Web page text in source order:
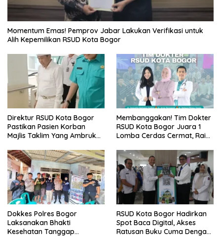
Momentum Emas! Pemprov Jabar Lakukan Verifikasi untuk
Alih Kepemilikan RSUD Kota Bogor
Direktur RSUD Kota Bogor
Pastikan Pasien Korban
Majlis Taklim Yang Ambruk
Perawatan Maksimal
Membanggakan! Tim Dokter
RSUD Kota Bogor Juara 1
Lomba Cerdas Cermat, Raih
Se-Bogor
Dokkes Polres Bogor
Laksanakan Bhakti
Kesehatan Tanggap
RSUD Kota Bogor Hadirkan
Spot Baca Digital, Akses
Ratusan Buku Cuma Dengan